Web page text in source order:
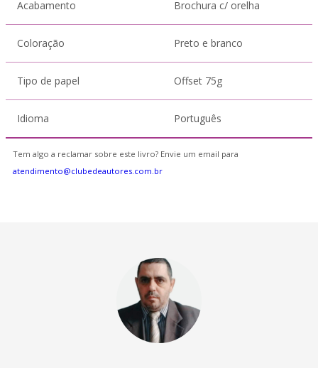
Acabamento Brochura c/ orelha
Coloração Preto e branco
Tipo de papel Offset 75g
Idioma Português
Tem algo a reclamar sobre este livro? Envie um email para
atendimento@clubedeautores.com.br